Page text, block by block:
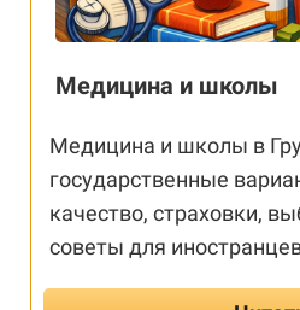
Медицина и школы
Медицина и школы в
государственные
качество, страховки,
советы для